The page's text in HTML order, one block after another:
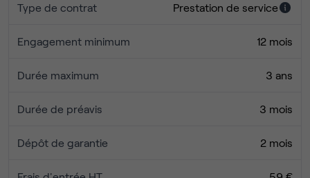
Type de contrat Prestation de service
Engagement minimum 12 mois
Durée maximum 3 ans
Durée de préavis 3 mois
Dépôt de garantie 2 mois